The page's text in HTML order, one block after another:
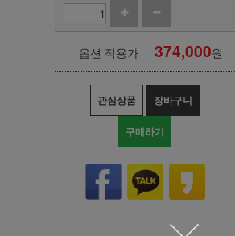
옵션 적용가 374,000원
관심상품 장바구니
구매하기